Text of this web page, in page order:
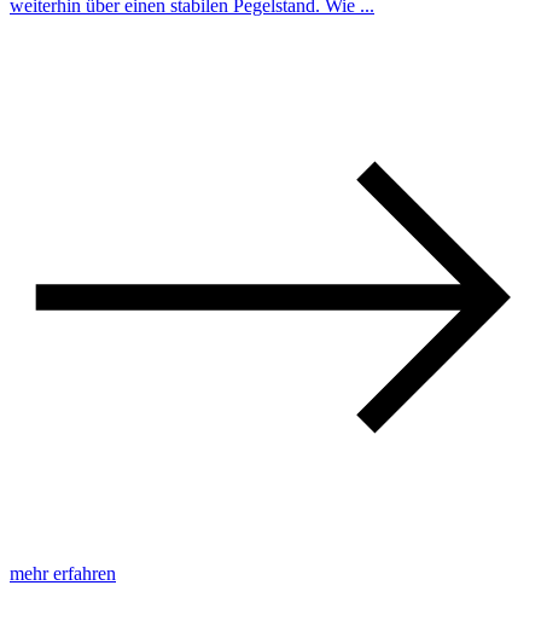
weiterhin über einen stabilen Pegelstand. Wie ...
mehr erfahren